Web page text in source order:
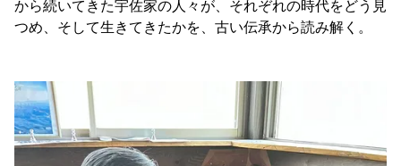
から続いてきた宇佐家の人々が、それぞれの時代をどう見
つめ、そして生きてきたかを、古い伝承から読み解く。